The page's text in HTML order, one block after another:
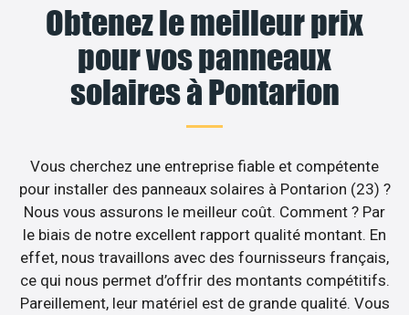
Obtenez le meilleur prix
pour vos panneaux
solaires à Pontarion
Vous cherchez une entreprise fiable et compétente
pour installer des panneaux solaires à Pontarion (23) ?
Nous vous assurons le meilleur coût. Comment ? Par
le biais de notre excellent rapport qualité montant. En
effet, nous travaillons avec des fournisseurs français,
ce qui nous permet d’offrir des montants compétitifs.
Pareillement, leur matériel est de grande qualité. Vous